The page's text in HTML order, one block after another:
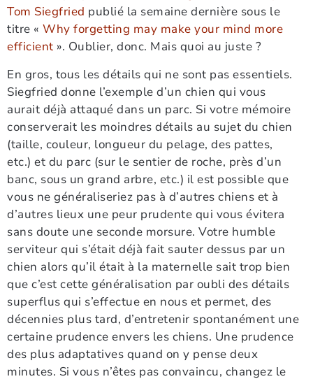
Tom Siegfried publié la semaine dernière sous le
titre « Why forgetting may make your mind more
efficient ». Oublier, donc. Mais quoi au juste ?
En gros, tous les détails qui ne sont pas essentiels.
Siegfried donne l’exemple d’un chien qui vous
aurait déjà attaqué dans un parc. Si votre mémoire
conserverait les moindres détails au sujet du chien
(taille, couleur, longueur du pelage, des pattes,
etc.) et du parc (sur le sentier de roche, près d’un
banc, sous un grand arbre, etc.) il est possible que
vous ne généraliseriez pas à d’autres chiens et à
d’autres lieux une peur prudente qui vous évitera
sans doute une seconde morsure. Votre humble
serviteur qui s’était déjà fait sauter dessus par un
chien alors qu’il était à la maternelle sait trop bien
que c’est cette généralisation par oubli des détails
superflus qui s’effectue en nous et permet, des
décennies plus tard, d’entretenir spontanément une
certaine prudence envers les chiens. Une prudence
des plus adaptatives quand on y pense deux
minutes. Si vous n’êtes pas convaincu, changez le